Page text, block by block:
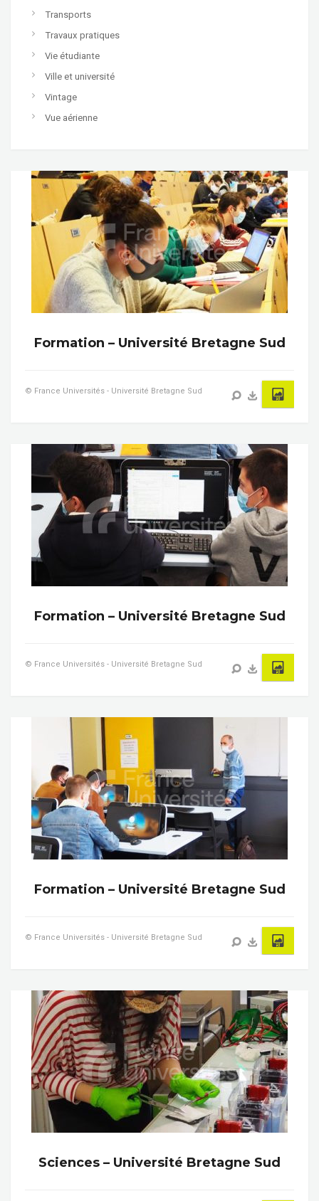
Transports
Travaux pratiques
Vie étudiante
Ville et université
Vintage
Vue aérienne
Formation – Université Bretagne Sud
© France Universités - Université Bretagne Sud
Formation – Université Bretagne Sud
© France Universités - Université Bretagne Sud
Formation – Université Bretagne Sud
© France Universités - Université Bretagne Sud
Sciences – Université Bretagne Sud